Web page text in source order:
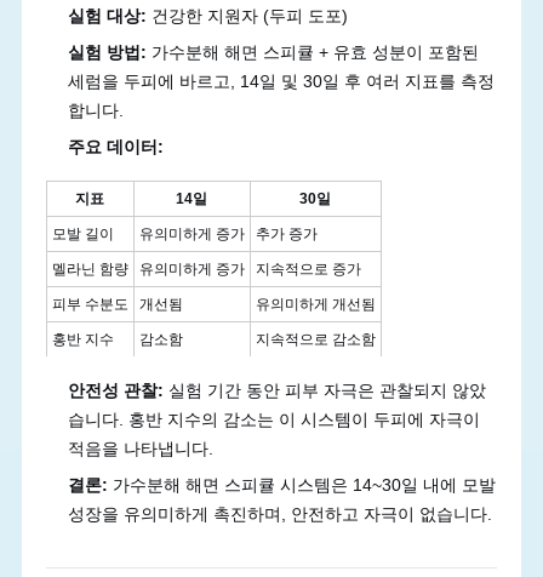
실험 대상: 건강한 지원자 (두피 도포)
실험 방법: 가수분해 해면 스피큘 + 유효 성분이 포함된
세럼을 두피에 바르고, 14일 및 30일 후 여러 지표를 측정
합니다.
주요 데이터:
지표 14일
30일
모발 길이
유의미하게 증가 추가 증가
멜라닌 함량 유의미하게 증가 지속적으로 증가
피부 수분도 개선됨
유의미하게 개선됨
홍반 지수
감소함 지속적으로 감소함
안전성 관찰: 실험 기간 동안 피부 자극은 관찰되지 않았
습니다. 홍반 지수의 감소는 이 시스템이 두피에 자극이
적음을 나타냅니다.
결론: 가수분해 해면 스피큘 시스템은 14~30일 내에 모발
성장을 유의미하게 촉진하며, 안전하고 자극이 없습니다.